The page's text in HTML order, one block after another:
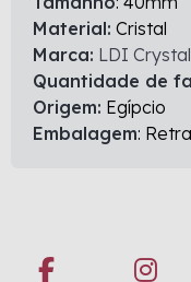
Material: Cristal
Marca: LDI
Quantidade de
Origem: Egípcio
Embalagem: